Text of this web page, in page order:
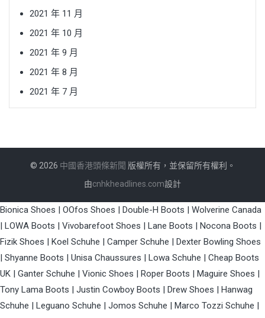
2021 年 11 月
2021 年 10 月
2021 年 9 月
2021 年 8 月
2021 年 7 月
© 2026 中國香港頭條新聞 版權所有，並保留所有權利。
由cnhkheadlines.com設計
Bionica Shoes OOfos Shoes Double-H Boots
Wolverine Canada
LOWA Boots Vivobarefoot Shoes Lane Boots Nocona Boots
Fizik Shoes
Koel Schuhe Camper Schuhe
Dexter Bowling Shoes
Shyanne Boots Unisa Chaussures Lowa Schuhe
Cheap Boots
UK
Ganter Schuhe Vionic Shoes Roper Boots Maguire Shoes
Tony Lama Boots
Justin Cowboy Boots Drew Shoes
Hanwag
Schuhe
Leguano Schuhe Jomos Schuhe Marco Tozzi Schuhe